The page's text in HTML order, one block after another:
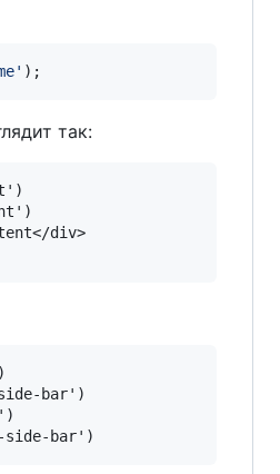
' );
так:
div>
bar')